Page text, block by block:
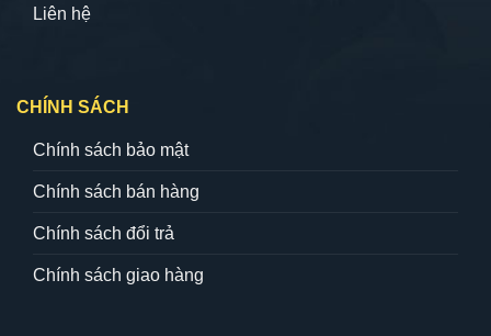
Liên hệ
CHÍNH SÁCH
Chính sách bảo mật
Chính sách bán hàng
Chính sách đổi trả
Chính sách giao hàng